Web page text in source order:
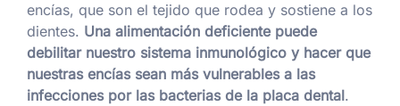
encías, que son el tejido que rodea y sostiene a los
dientes. Una alimentación deficiente puede
debilitar nuestro sistema inmunológico y hacer que
nuestras encías sean más vulnerables a las
infecciones por las bacterias de la placa dental.